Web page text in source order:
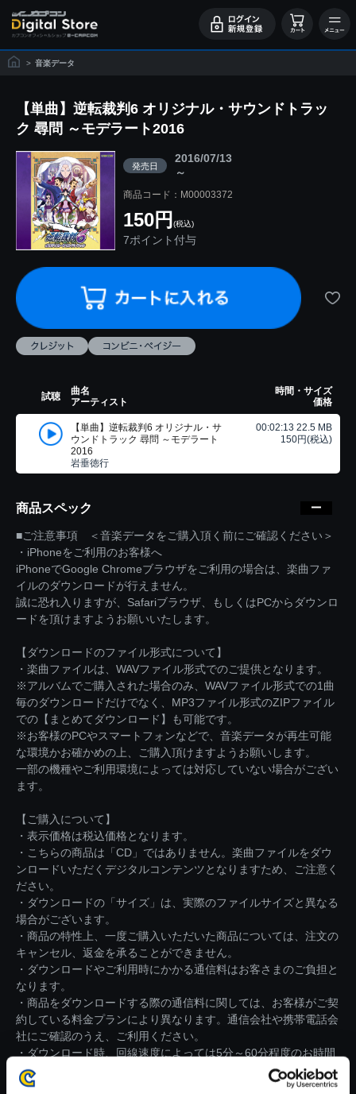
> 音楽データ
【単曲】逆転裁判6 オリジナル・サウンドトラッ
ク 尋問 ～モデラート2016
発売日
2016/07/13
～
商品コード：M00003372
150円 (税込)
7ポイント付与
試聴
曲名
アーティスト
時間・サイズ
価格
【単曲】逆転裁判6 オリジナル・サ
ウンドトラック 尋問 ～モデラート
2016
岩垂徳行
00:02:13 22.5 MB
150円(税込)
商品スペック
■ご注意事項 ＜音楽データをご購入頂く前にご確認ください＞
・iPhoneをご利用のお客様へ
iPhoneでGoogle Chromeブラウザをご利用の場合は、楽曲ファ
イルのダウンロードが行えません。
誠に恐れ入りますが、Safariブラウザ、もしくはPCからダウンロ
ードを頂けますようお願いいたします。
【ダウンロードのファイル形式について】
・楽曲ファイルは、WAVファイル形式でのご提供となります。
※アルバムでご購入された場合のみ、WAVファイル形式での1曲
毎のダウンロードだけでなく、MP3ファイル形式のZIPファイル
での【まとめてダウンロード】も可能です。
※お客様のPCやスマートフォンなどで、音楽データが再生可能
な環境かお確かめの上、ご購入頂けますようお願いします。
一部の機種やご利用環境によっては対応していない場合がござい
ます。
【ご購入について】
・表示価格は税込価格となります。
・こちらの商品は「CD」ではありません。楽曲ファイルをダウ
ンロードいただくデジタルコンテンツとなりますため、ご注意く
ださい。
・ダウンロードの「サイズ」は、実際のファイルサイズと異なる
場合がございます。
・商品の特性上、一度ご購入いただいた商品については、注文の
キャンセル、返金を承ることができません。
・ダウンロードやご利用時にかかる通信料はお客さまのご負担と
なります。
・商品をダウンロードする際の通信料に関しては、お客様がご契
約している料金プランにより異なります。通信会社や携帯電話会
社にご確認のうえ、ご利用ください。
・ダウンロード時、回線速度によっては5分～60分程度のお時間
がかかる場合がございます。
※ご購入いただいたファイルのダウンロードの際には、通信環境